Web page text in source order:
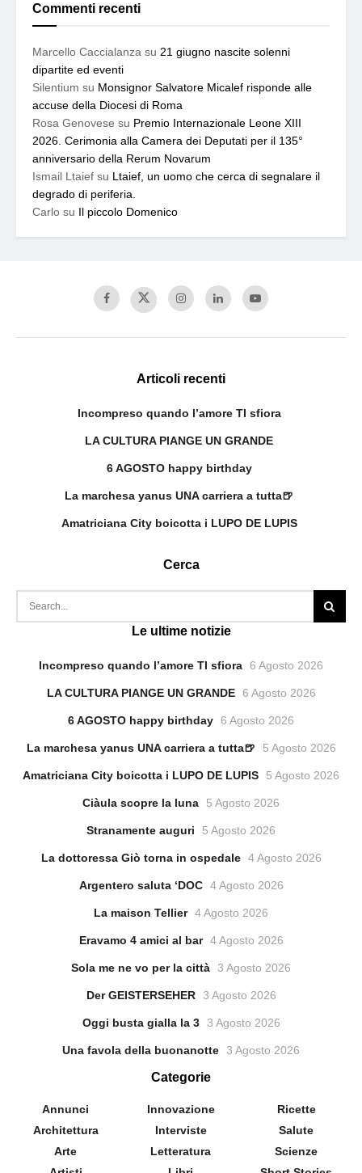
Commenti recenti
Marcello Caccialanza su 21 giugno nascite solenni
dipartite ed eventi
Silentium su Monsignor Salvatore Micalef risponde alle
accuse della Diocesi di Roma
Rosa Genovese su Premio Internazionale Leone XIII
2026. Cerimonia alla Camera dei Deputati per il 135°
anniversario della Rerum Novarum
Ismail Ltaief su Ltaief, un uomo che cerca di segnalare il
degrado di periferia.
Carlo su Il piccolo Domenico
Articoli recenti
Incompreso quando l’amore TI sfiora
LA CULTURA PIANGE UN GRANDE
6 AGOSTO happy birthday
La marchesa yanus UNA carriera a tutta🍺
Amatriciana City boicotta i LUPO DE LUPIS
Cerca
Le ultime notizie
Incompreso quando l’amore TI sfiora 6 Agosto 2026
LA CULTURA PIANGE UN GRANDE 6 Agosto 2026
6 AGOSTO happy birthday 6 Agosto 2026
La marchesa yanus UNA carriera a tutta🍺 5 Agosto 2026
Amatriciana City boicotta i LUPO DE LUPIS 5 Agosto 2026
Ciàula scopre la luna 5 Agosto 2026
Stranamente auguri 5 Agosto 2026
La dottoressa Giò torna in ospedale 4 Agosto 2026
Argentero saluta ‘DOC 4 Agosto 2026
La maison Tellier 4 Agosto 2026
Eravamo 4 amici al bar 4 Agosto 2026
Sola me ne vo per la città 3 Agosto 2026
Der GEISTERSEHER 3 Agosto 2026
Oggi busta gialla la 3 3 Agosto 2026
Una favola della buonanotte 3 Agosto 2026
Categorie
Annunci
Architettura
Arte
Innovazione
Interviste
Letteratura
Ricette
Salute
Scienze